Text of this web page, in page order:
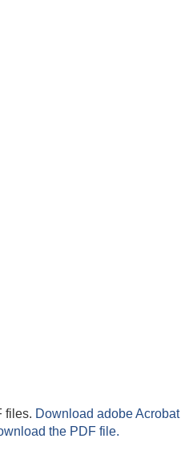
files. Download adobe Acrobat
the PDF file.